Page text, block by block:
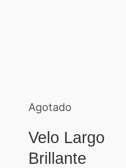
Agotado
Velo Largo
Brillante